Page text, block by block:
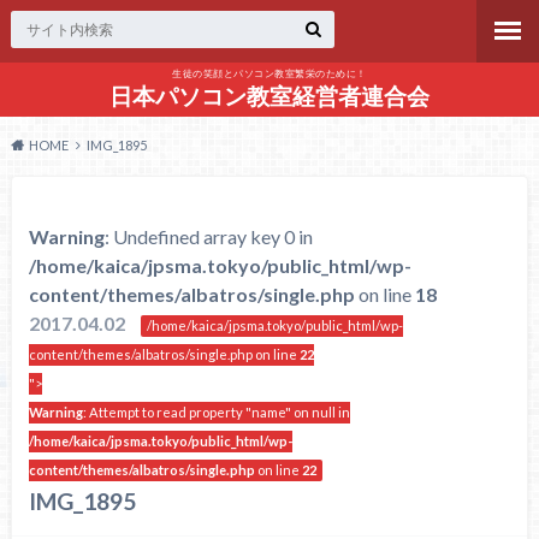
生徒の笑顔とパソコン教室繁栄のために！
日本パソコン教室経営者連合会
HOME IMG_1895
Warning: Undefined array key 0 in
/home/kaica/jpsma.tokyo/public_html/wp-
content/themes/albatros/single.php on line 18
2017.04.02
/home/kaica/jpsma.tokyo/public_html/wp-
content/themes/albatros/single.php on line 22
">
Warning: Attempt to read property "name" on null in
/home/kaica/jpsma.tokyo/public_html/wp-
content/themes/albatros/single.php on line 22
IMG_1895